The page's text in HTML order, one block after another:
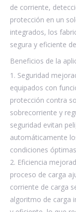
de corriente,
protección en un
integrados, los
segura y eficiente
Beneficios de la
1. Seguridad
equipados con
protección contra
sobrecorriente y
seguridad evitan
automáticamente
condiciones
2. Eficiencia
proceso de carga
corriente de carga
algoritmo de carga